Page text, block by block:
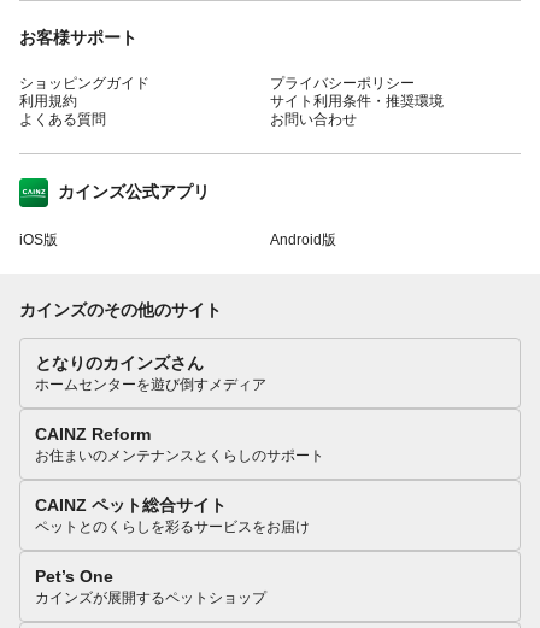
お客様サポート
ショッピングガイド
利用規約
よくある質問
プライバシーポリシー
サイト利用条件・推奨環境
お問い合わせ
カインズ公式アプリ
iOS版 Android版
カインズのその他のサイト
となりのカインズさん
ホームセンターを遊び倒すメディア
CAINZ Reform
お住まいのメンテナンスとくらしのサポート
CAINZ ペット総合サイト
ペットとのくらしを彩るサービスをお届け
Pet’s One
カインズが展開するペットショップ